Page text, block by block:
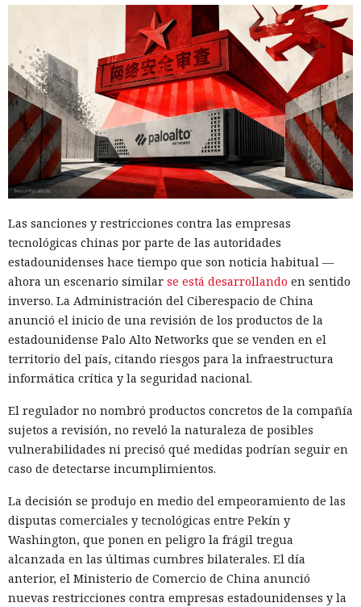
Las sanciones y restricciones contra las empresas
tecnológicas chinas por parte de las autoridades
estadounidenses hace tiempo que son noticia habitual —
ahora un escenario similar se está desarrollando en sentido
inverso. La Administración del Ciberespacio de China
anunció el inicio de una revisión de los productos de la
estadounidense Palo Alto Networks que se venden en el
territorio del país, citando riesgos para la infraestructura
informática crítica y la seguridad nacional.
El regulador no nombró productos concretos de la compañía
sujetos a revisión, no reveló la naturaleza de posibles
vulnerabilidades ni precisó qué medidas podrían seguir en
caso de detectarse incumplimientos.
La decisión se produjo en medio del empeoramiento de las
disputas comerciales y tecnológicas entre Pekín y
Washington, que ponen en peligro la frágil tregua
alcanzada en las últimas cumbres bilaterales. El día
anterior, el Ministerio de Comercio de China anunció
nuevas restricciones contra empresas estadounidenses y la